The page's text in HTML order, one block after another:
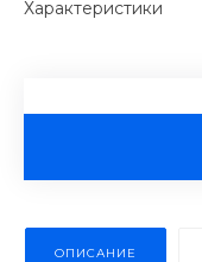
Характеристики
ОПИСАНИЕ